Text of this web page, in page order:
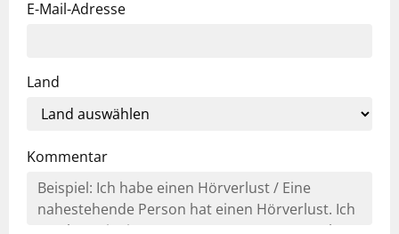
E-Mail-Adresse
Land
Kommentar